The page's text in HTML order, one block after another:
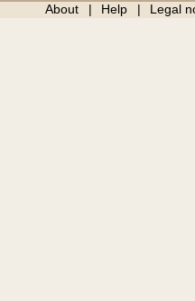
About Help Legal